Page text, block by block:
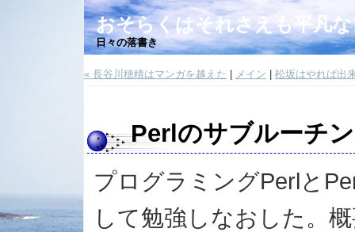
おそらくはそれさえも平凡
日々の落書き
« 長谷川穂積はマンガを越えた メイン 松坂はやれば出
Perlのサブルーチ
プログラミングPerlと
して勉強しなおした。